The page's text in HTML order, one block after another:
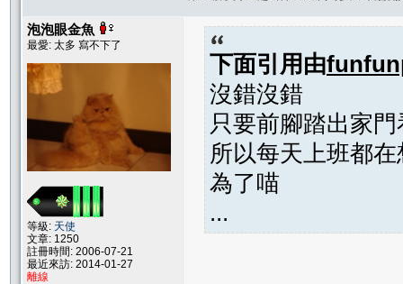
泡泡眼金魚
最愛: 太多 寫不下了
等級: 天使
文章: 1250
註冊時間: 2006-07-21
最近來訪: 2014-01-27
離線
下面引用由
沒錯沒錯
只要前腳踏出家
所以每天上班都在
為了喵
...